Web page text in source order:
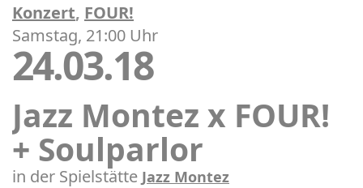
Konzert, FOUR!
Samstag, 21:00 Uhr
24.03.18
Jazz Montez x FOUR!
+ Soulparlor
in der Spielstätte Jazz Montez